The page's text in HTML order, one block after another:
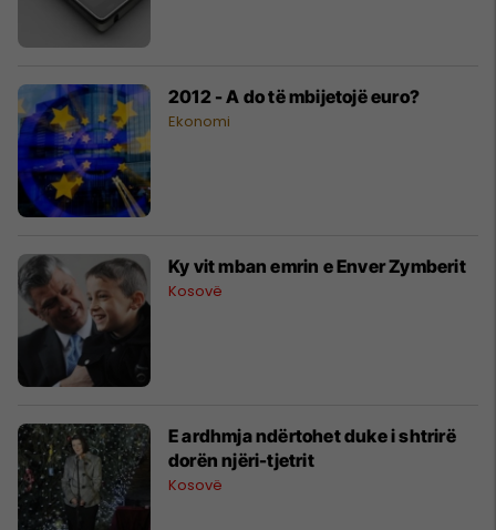
2012 - A do të mbijetojë euro?
Ekonomi
Ky vit mban emrin e Enver Zymberit
Kosovë
E ardhmja ndërtohet duke i shtrirë
dorën njëri-tjetrit
Kosovë